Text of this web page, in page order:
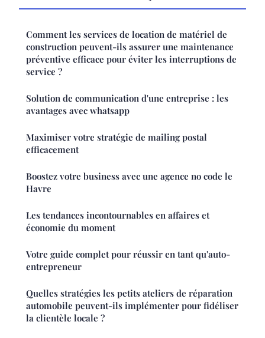
Comment les services de location de matériel de
construction peuvent-ils assurer une maintenance
préventive efficace pour éviter les interruptions de
service ?
Solution de communication d'une entreprise : les
avantages avec whatsapp
Maximiser votre stratégie de mailing postal
efficacement
Boostez votre business avec une agence no code le
Havre
Les tendances incontournables en affaires et
économie du moment
Votre guide complet pour réussir en tant qu'auto-
entrepreneur
Quelles stratégies les petits ateliers de réparation
automobile peuvent-ils implémenter pour fidéliser
la clientèle locale ?